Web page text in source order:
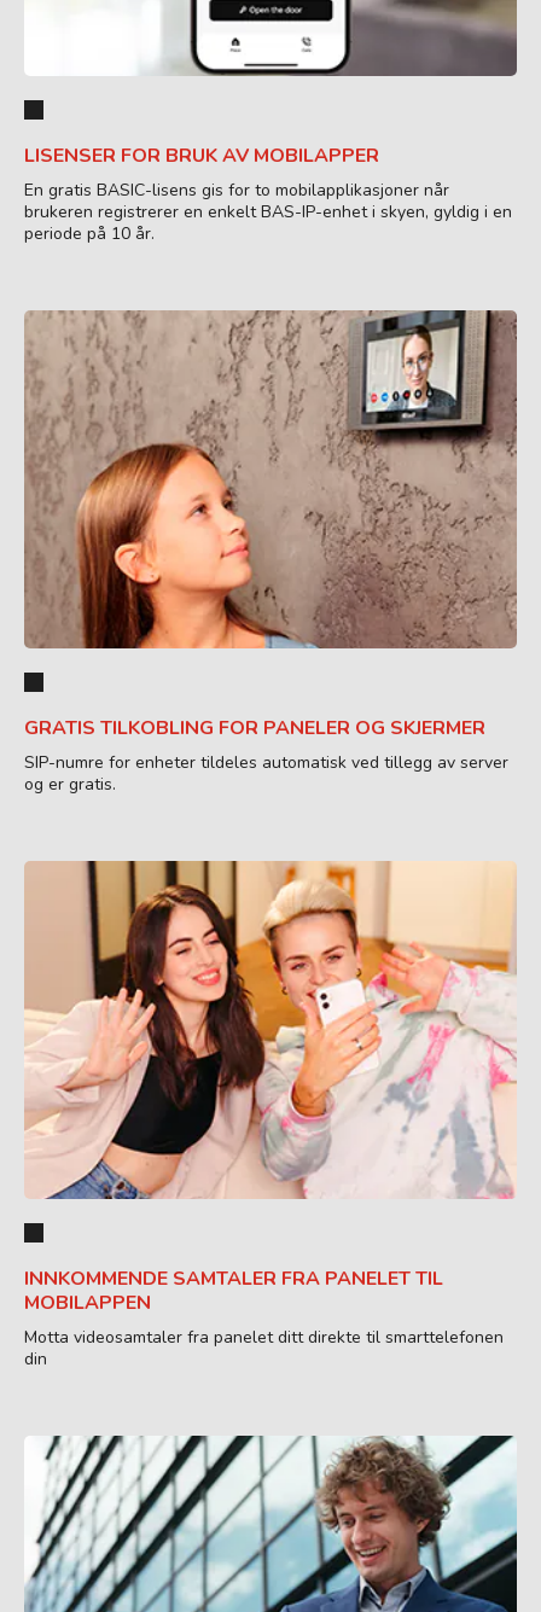
LISENSER FOR BRUK AV MOBILAPPER
En gratis BASIC-lisens gis for to mobilapplikasjoner når
brukeren registrerer en enkelt BAS-IP-enhet i skyen, gyldig i en
periode på 10 år.
GRATIS TILKOBLING FOR PANELER OG SKJERMER
SIP-numre for enheter tildeles automatisk ved tillegg av server
og er gratis.
INNKOMMENDE SAMTALER FRA PANELET TIL
MOBILAPPEN
Motta videosamtaler fra panelet ditt direkte til smarttelefonen
din